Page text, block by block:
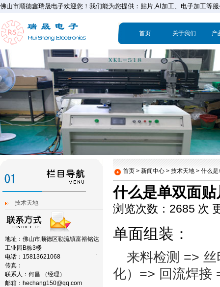
佛山市顺德鑫瑞晟电子欢迎您！我们能为您提供：贴片,AI加工、电子加工等
首页 关于我们 产
技术天地
地址：佛山市顺德区勒流镇富裕铭达
工业园B栋3楼
电话：15813621068
传真：
联系人：何昌 （经理）
邮箱：hechang150@qq.com
首页 > 新闻中心 > 技术天地 > 什么是
什么是单双面
浏览次数：2685 次
单面组装：
来料检测 =>
化）=> 回流焊接